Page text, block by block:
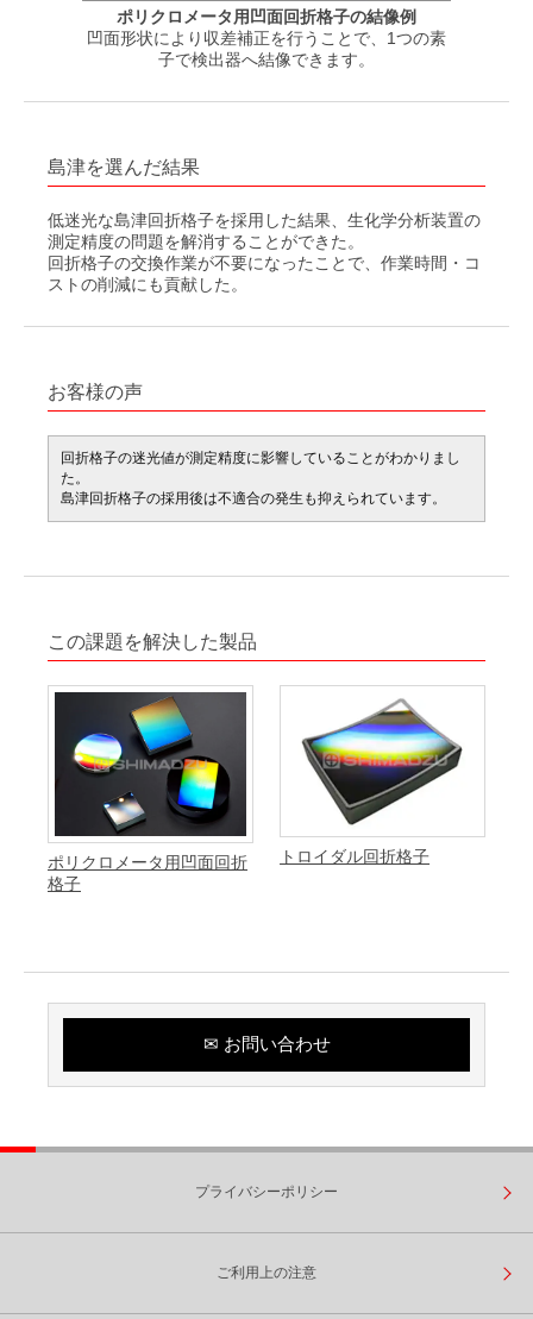
ポリクロメータ用凹面回折格子の結像例
凹面形状により収差補正を行うことで、1つの素
子で検出器へ結像できます。
島津を選んだ結果
低迷光な島津回折格子を採用した結果、生化学分析装置の
測定精度の問題を解消することができた。
回折格子の交換作業が不要になったことで、作業時間・コ
ストの削減にも貢献した。
お客様の声
回折格子の迷光値が測定精度に影響していることがわかりまし
た。
島津回折格子の採用後は不適合の発生も抑えられています。
この課題を解決した製品
ポリクロメータ用凹面回折
格子
トロイダル回折格子
✉ お問い合わせ
プライバシーポリシー
ご利用上の注意